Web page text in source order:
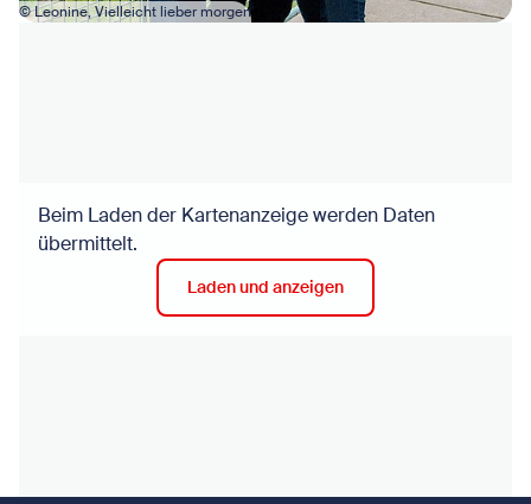
© Leonine, Vielleicht lieber morgen
Beim Laden der Kartenanzeige werden Daten
übermittelt.
Laden und anzeigen